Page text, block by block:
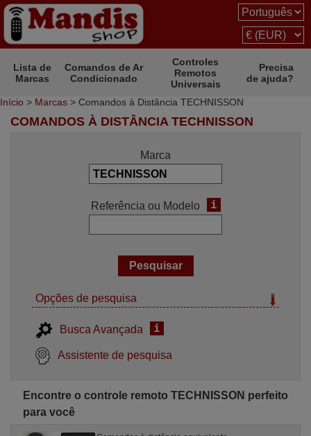
Lista de
Marcas
Comandos de Ar
Condicionado
Controles
Remotos
Universais
Precisa
de ajuda?
Início > Marcas > Comandos à Distância TECHNISSON
COMANDOS À DISTÂNCIA TECHNISSON
Marca
Referência ou Modelo i
Opções de pesquisa
Busca Avançada i
Assistente de pesquisa
Encontre o controle remoto TECHNISSON perfeito
para você